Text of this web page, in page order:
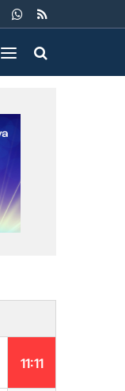
11:11